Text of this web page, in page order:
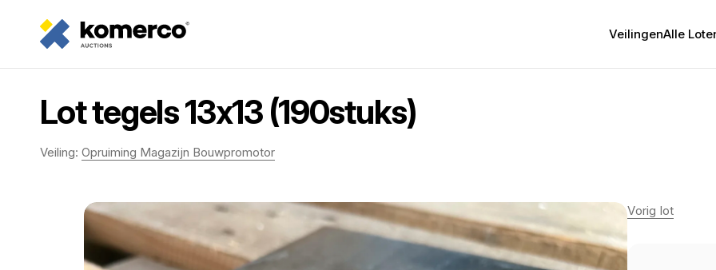
VeilingenAlle
Lot tegels 13x13 (190stuks)
Veiling: Opruiming Magazijn Bouwpromotor
Vorig lot